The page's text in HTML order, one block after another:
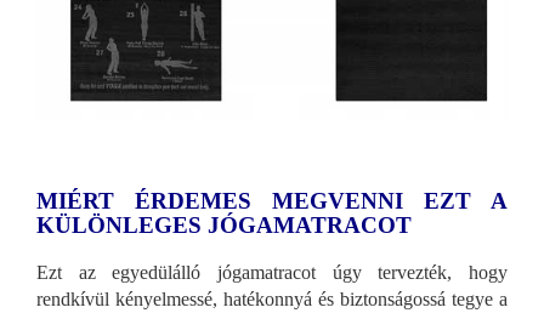
MIÉRT ÉRDEMES MEGVENNI EZT A
KÜLÖNLEGES JÓGAMATRACOT
Ezt az egyedülálló jógamatracot úgy tervezték, hogy
rendkívül kényelmessé, hatékonnyá és biztonságossá tegye a